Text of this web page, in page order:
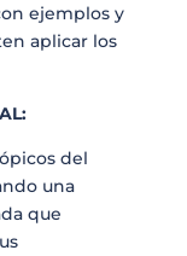
ejemplos y
aplicar los
del
una
que